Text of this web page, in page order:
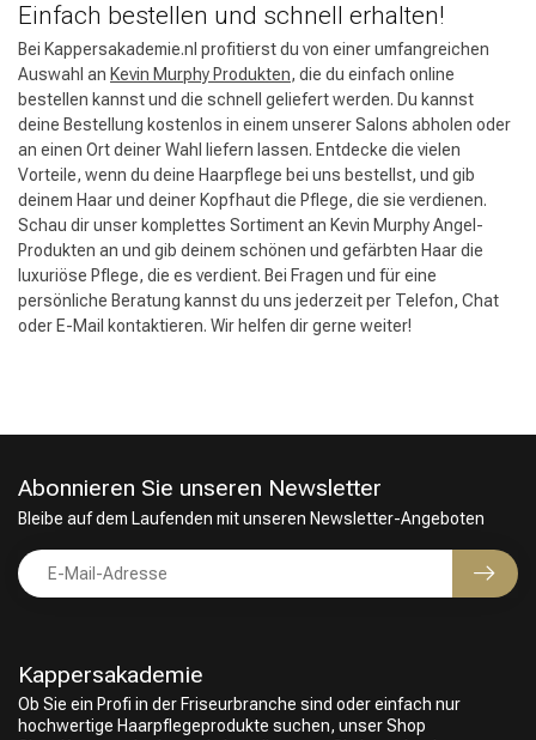
Friseurwahl
Einfach bestellen und schnell erhalten!
Bei Kappersakademie.nl profitierst du von einer umfangreichen
Auswahl an Kevin Murphy Produkten, die du einfach online
bestellen kannst und die schnell geliefert werden. Du kannst
deine Bestellung kostenlos in einem unserer Salons abholen oder
an einen Ort deiner Wahl liefern lassen. Entdecke die vielen
Vorteile, wenn du deine Haarpflege bei uns bestellst, und gib
deinem Haar und deiner Kopfhaut die Pflege, die sie verdienen.
Schau dir unser komplettes Sortiment an Kevin Murphy Angel-
Produkten an und gib deinem schönen und gefärbten Haar die
luxuriöse Pflege, die es verdient. Bei Fragen und für eine
persönliche Beratung kannst du uns jederzeit per Telefon, Chat
oder E-Mail kontaktieren. Wir helfen dir gerne weiter!
Kappersakademie
Ob Sie ein Profi in der Friseurbranche sind oder einfach nur
hochwertige Haarpflegeprodukte suchen, unser Shop
Abonnieren Sie unseren Newsletter
Bleibe auf dem Laufenden mit unseren Newsletter-Angeboten